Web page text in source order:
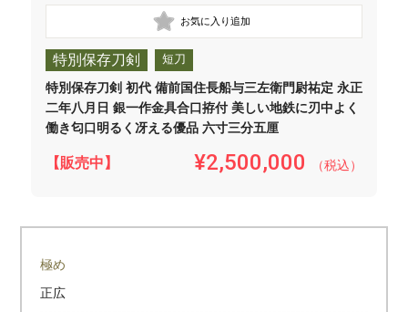
特別保存刀剣 短刀
特別保存刀剣 初代 備前国住長船与三左衛門尉祐定 永正
二年八月日 銀一作金具合口拵付 美しい地鉄に刃中よく
働き匂口明るく冴える優品 六寸三分五厘
【販売中】 ¥2,500,000 （税込）
極め
正広